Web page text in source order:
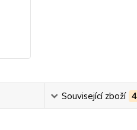
Související zboží 4